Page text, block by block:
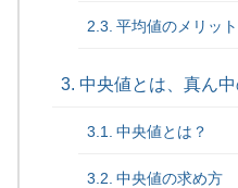
平均値のメリッ
中央値とは、真ん
中央値とは？
中央値の求め方